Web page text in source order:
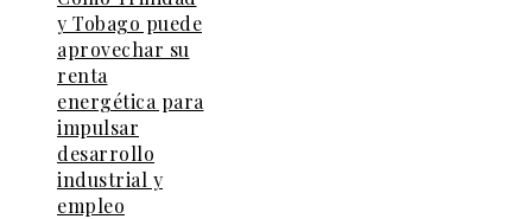
y Tobago puede
aprovechar su
renta
energética para
impulsar
desarrollo
industrial y
empleo